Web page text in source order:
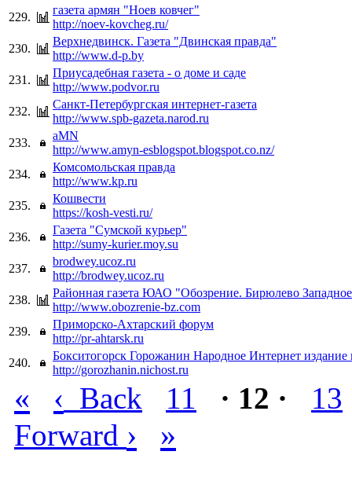
229.
газета армян "Ноев ковчег"
http://noev-kovcheg.ru/
230.
Верхнедвинск. Газета "Двинская правда"
http://www.d-p.by
231.
Приусадебная газета - о доме и саде
http://www.podvor.ru
232.
Санкт-Петербургская интернет-газета
http://www.spb-gazeta.narod.ru
233.
aMN
http://www.amyn-esblogspot.blogspot.co.nz/
234.
Комсомольская правда
http://www.kp.ru
235.
Кошвести
https://kosh-vesti.ru/
236.
Газета "Сумской курьер"
http://sumy-kurier.moy.su
237.
brodwey.ucoz.ru
http://brodwey.ucoz.ru
238.
Районная газета ЮАО "Обозрение. Бирюлево
http://www.obozrenie-bz.com
239.
Приморско-Ахтарский форум
http://pr-ahtarsk.ru
240.
Бокситогорск Горожанин Народное Интернет издание
http://gorozhanin.nichost.ru
« ‹ Back 11 · 12 ·
13
Forward › »